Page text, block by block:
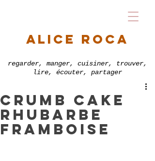
alice roca
regarder, manger, cuisiner, trouver,
lire, écouter, partager
Crumb cake
rhubarbe
framboise